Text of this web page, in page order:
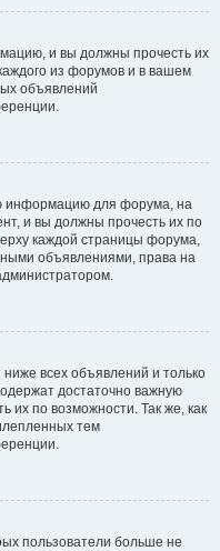
и вы должны прочесть их
из форумов и в вашем
объявлений
информацию для форума, на
и вы должны прочесть их по
каждой страницы форума,
объявлениями, права на
всех объявлений и только
достаточно важную
по возможности. Так же, как
тем
пользователи больше не